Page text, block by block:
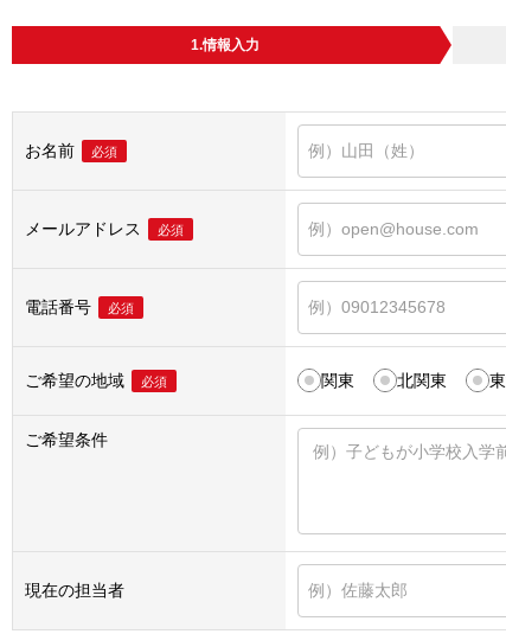
1.情報入力
お名前 必須
メールアドレス 必須
電話番号 必須
ご希望の地域 必須 関東 北関東
ご希望条件
現在の担当者